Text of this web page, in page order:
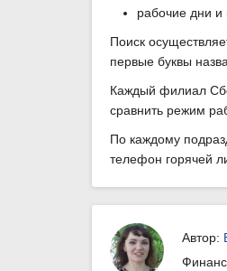
рабочие дни и
Поиск
первые буквы
Каждый филиал
сравнить режим
По каждому
телефон горячей
Автор: